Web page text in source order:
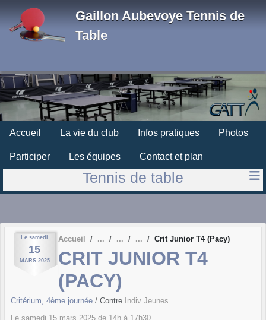
Gaillon Aubevoye Tennis de
Table
Accueil La vie du club Infos pratiques Photos
Participer Les équipes Contact et plan
Tennis de table
Le samedi
15
MARS 2025
Accueil Crit Junior T4 (Pacy)
CRIT JUNIOR T4
(PACY)
Critérium, 4ème journée / Contre Indiv Jeunes
Le samedi 15 mars 2025 de 14h à 17h30
Panneau de gestion des cookies